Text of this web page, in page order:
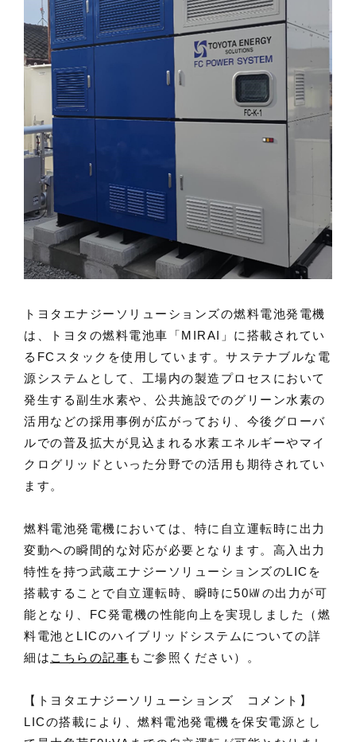
トヨタエナジーソリューションズの燃料電池発電機
は、トヨタの燃料電池車「MIRAI」に搭載されてい
るFCスタックを使用しています。サステナブルな電
源システムとして、工場内の製造プロセスにおいて
発生する副生水素や、公共施設でのグリーン水素の
活用などの採用事例が広がっており、今後グローバ
ルでの普及拡大が見込まれる水素エネルギーやマイ
クログリッドといった分野での活用も期待されてい
ます。
燃料電池発電機においては、特に自立運転時に出力
変動への瞬間的な対応が必要となります。高入出力
特性を持つ武蔵エナジーソリューションズのLICを
搭載することで自立運転時、瞬時に50㎾の出力が可
能となり、FC発電機の性能向上を実現しました
（燃
料電池とLICのハイブリッドシステムについての詳
細は こちらの記事もご参照ください） 。
【トヨタエナジーソリューションズ コメント】
LICの搭載により、燃料電池発電機を保安電源とし